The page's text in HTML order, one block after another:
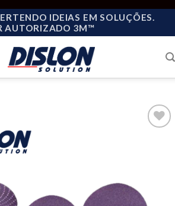
IDEIAS EM SOLUÇÕES.
AUTORIZADO 3M™